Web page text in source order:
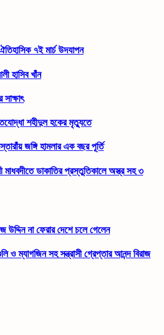
৭ই মার্চ উদযাপন
হাসিব খাঁন
সাক্ষাৎ
শহীদুল হকের মৃত্যুতে
জঙ্গি হামলার এক বছর পূর্তি
ডাকাতির প্রস্তুতিকালে অস্ত্র সহ ৩
উদ্দিন না ফেরার দেশে চলে গেলেন
ও ম্যাগজিন সহ সন্ত্রাসী গ্রেপ্তার আনন্দ বিরাজ